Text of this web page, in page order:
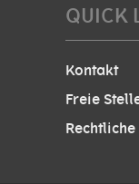
QUICK
Kontakt
Freie